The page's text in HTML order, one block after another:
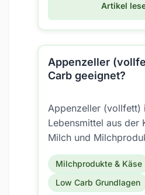
Artikel
Appenzeller
Carb geeignet?
Appenzeller (vollfett)
Lebensmittel aus der
Milch und
Aber ist es auch für
Ernährung...
Milchprodukte & Käse
Low Carb Grundlagen